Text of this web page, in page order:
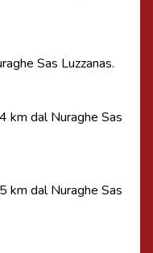
Sas Luzzanas.
km dal Nuraghe Sas
km dal Nuraghe Sas